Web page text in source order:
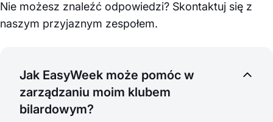
Nie możesz znaleźć odpowiedzi? Skontaktuj się z
naszym przyjaznym zespołem.
Jak EasyWeek może pomóc w
zarządzaniu moim klubem
bilardowym?